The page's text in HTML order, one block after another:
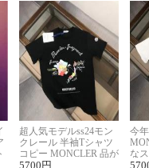
超人気モデルss24モン
クレール 半袖Tシャツ
コピー MONCLER 品が
良く見た目
5700 円
今
な
ル